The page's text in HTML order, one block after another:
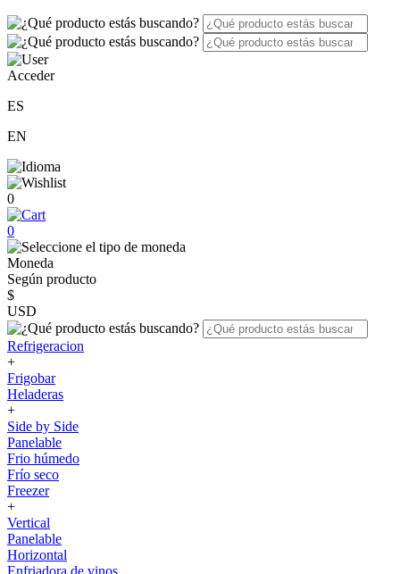
Acceder
ES
EN
0
0
Moneda
Según producto
$
USD
Refrigeracion
+
Frigobar
Heladeras
+
Side by Side
Panelable
Frio húmedo
Frío seco
Freezer
+
Vertical
Panelable
Horizontal
Enfriadora de vinos